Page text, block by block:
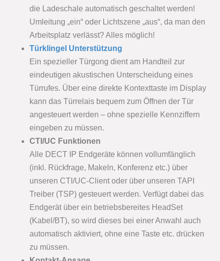
die Ladeschale automatisch geschaltet werden!
Umleitung „ein“ oder Lichtszene „aus“, da man den
Arbeitsplatz verlässt? Alles möglich!
Türklingel Unterstützung
Ein spezieller Türgong dient am Handteil zur
eindeutigen akustischen Unterscheidung eines
Türrufes. Über eine direkte Kontexttaste im Display
kann das Türrelais bequem zum Öffnen der Tür
angesteuert werden – ohne spezielle Kennziffern
eingeben zu müssen.
CTI/UC Funktionen
Alle DECT IP Endgeräte können vollumfänglich
(inkl. Rückfrage, Makeln, Konferenz etc.) über
unseren CTI/UC-Client oder über unseren TAPI
Treiber (TSP) gesteuert werden. Verfügt dabei das
Endgerät über ein betriebsbereites HeadSet
(Kabel/BT), so wird dieses bei einer Anwahl auch
automatisch aktiviert, ohne eine Taste etc. drücken
zu müssen.